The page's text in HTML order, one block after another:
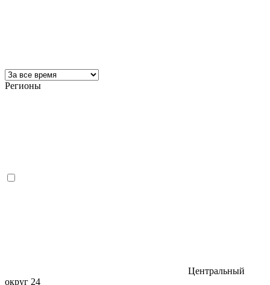
Регионы
Центральный
округ 24